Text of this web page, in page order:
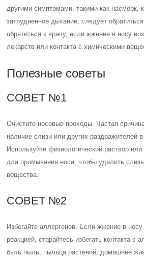
другими симптомами, такими как насморк,
затрудненное дыхание, следует
обратиться к врачу, если жжение в носу
лекарств или контакта с химическими
Полезные советы
СОВЕТ №1
Очистите носовые проходы. Частая
наличие слизи или других раздражителей
Используйте физиологический раствор
для промывания носа, чтобы удалить
вещества.
СОВЕТ №2
Избегайте аллергенов. Если жжение в
реакцией, старайтесь избегать контакта с
быть пыль, пыльца растений, домашние